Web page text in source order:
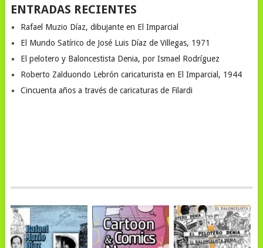
ENTRADAS RECIENTES
Rafael Muzio Díaz, dibujante en El Imparcial
El Mundo Satírico de José Luis Díaz de Villegas, 1971
El pelotero y Baloncestista Denia, por Ismael Rodríguez
Roberto Zalduondo Lebrón caricaturista en El Imparcial, 1944
Cincuenta años a través de caricaturas de Filardi